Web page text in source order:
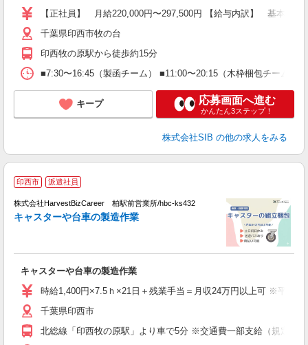
【正社員】 月給220,000円〜297,500円 【給与内訳】 基本給
千葉県印西市牧の台
印西牧の原駅から徒歩約15分
■7:30〜16:45（製函チーム） ■11:00〜20:15（木枠梱包チーム
キープ 応募画面へ進む
かんたん3ステップ！
株式会社SIB の他の求人をみる
印西市 派遣社員
株式会社HarvestBizCareer 柏駅前営業所/hbc-ks432
キャスターや台車の製造作業
キャスターや台車の製造作業
時給1,400円×7.5ｈ×21日＋残業手当＝月収24万円以上可 ※平均
千葉県印西市
北総線「印西牧の原駅」より車で5分 ※交通費一部支給（規定